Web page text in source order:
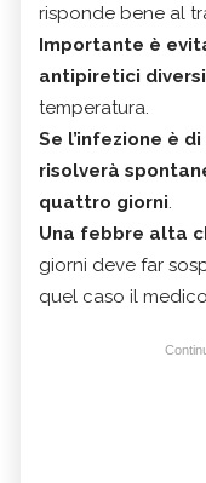
risponde bene al
Importante è
antipiretici diversi
temperatura.
Se l’infezione è
risolverà
quattro giorni.
Una febbre alta
giorni deve far
quel caso il